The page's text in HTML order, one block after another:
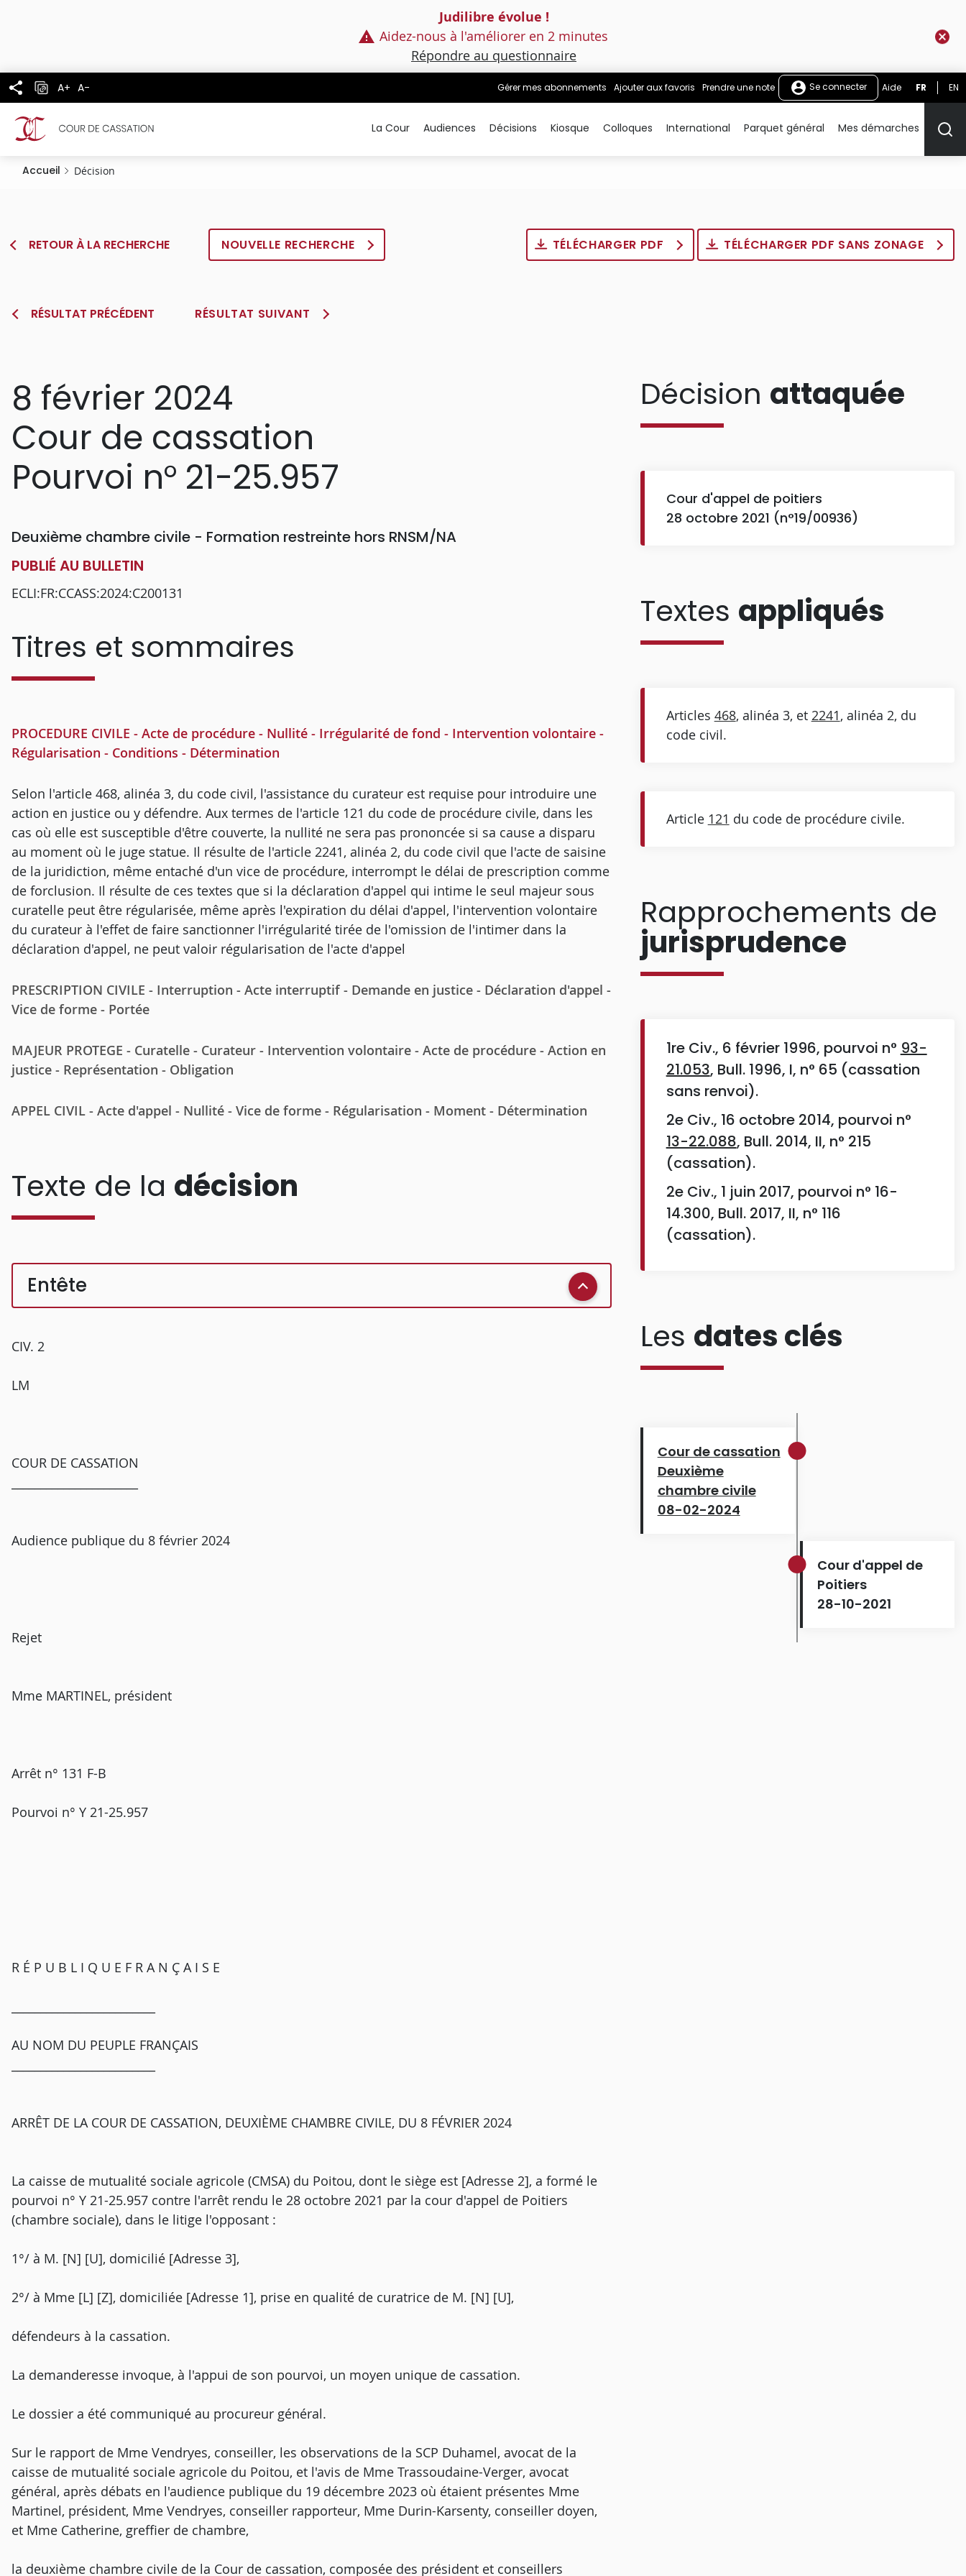
Judilibre évolue !
Aidez-nous à l'améliorer en 2 minutes
Répondre au questionnaire
A+ A- Gérer mes abonnements Ajouter aux favoris Prendre une note Se connecter Aide FR EN
La Cour Audiences Décisions Kiosque Colloques International Parquet général Mes démarches
Accueil Décision
RETOUR À LA RECHERCHE NOUVELLE RECHERCHE TÉLÉCHARGER PDF TÉLÉCHARGER PDF SANS ZONAGE
RÉSULTAT PRÉCÉDENT RÉSULTAT SUIVANT
8 février 2024
Cour de cassation
Pourvoi n° 21-25.957
Deuxième chambre civile - Formation restreinte hors RNSM/NA
PUBLIÉ AU BULLETIN
ECLI:FR:CCASS:2024:C200131
Titres et sommaires
PROCEDURE CIVILE - Acte de procédure - Nullité - Irrégularité de fond - Intervention volontaire -
Régularisation - Conditions - Détermination
Selon l'article 468, alinéa 3, du code civil, l'assistance du curateur est requise pour introduire une
action en justice ou y défendre. Aux termes de l'article 121 du code de procédure civile, dans les
cas où elle est susceptible d'être couverte, la nullité ne sera pas prononcée si sa cause a disparu
au moment où le juge statue. Il résulte de l'article 2241, alinéa 2, du code civil que l'acte de saisine
de la juridiction, même entaché d'un vice de procédure, interrompt le délai de prescription comme
de forclusion. Il résulte de ces textes que si la déclaration d'appel qui intime le seul majeur sous
curatelle peut être régularisée, même après l'expiration du délai d'appel, l'intervention volontaire
du curateur à l'effet de faire sanctionner l'irrégularité tirée de l'omission de l'intimer dans la
déclaration d'appel, ne peut valoir régularisation de l'acte d'appel
PRESCRIPTION CIVILE - Interruption - Acte interruptif - Demande en justice - Déclaration d'appel -
Vice de forme - Portée
MAJEUR PROTEGE - Curatelle - Curateur - Intervention volontaire - Acte de procédure - Action en
justice - Représentation - Obligation
APPEL CIVIL - Acte d'appel - Nullité - Vice de forme - Régularisation - Moment - Détermination
Texte de la décision
Entête
CIV. 2
LM
COUR DE CASSATION
Audience publique du 8 février 2024
Rejet
Mme MARTINEL, président
Arrêt n° 131 F-B
Pourvoi n° Y 21-25.957
R É P U B L I Q U E F R A N Ç A I S E
AU NOM DU PEUPLE FRANÇAIS
ARRÊT DE LA COUR DE CASSATION, DEUXIÈME CHAMBRE CIVILE, DU 8 FÉVRIER 2024
La caisse de mutualité sociale agricole (CMSA) du Poitou, dont le siège est [Adresse 2], a formé le
pourvoi n° Y 21-25.957 contre l'arrêt rendu le 28 octobre 2021 par la cour d'appel de Poitiers
(chambre sociale), dans le litige l'opposant :
1°/ à M. [N] [U], domicilié [Adresse 3],
2°/ à Mme [L] [Z], domiciliée [Adresse 1], prise en qualité de curatrice de M. [N] [U],
défendeurs à la cassation.
La demanderesse invoque, à l'appui de son pourvoi, un moyen unique de cassation.
Le dossier a été communiqué au procureur général.
Sur le rapport de Mme Vendryes, conseiller, les observations de la SCP Duhamel, avocat de la
caisse de mutualité sociale agricole du Poitou, et l'avis de Mme Trassoudaine-Verger, avocat
général, après débats en l'audience publique du 19 décembre 2023 où étaient présentes Mme
Martinel, président, Mme Vendryes, conseiller rapporteur, Mme Durin-Karsenty, conseiller doyen,
et Mme Catherine, greffier de chambre,
la deuxième chambre civile de la Cour de cassation, composée des président et conseillers
Décision attaquée
Cour d'appel de poitiers
28 octobre 2021 (n°19/00936)
Textes appliqués
Articles 468, alinéa 3, et 2241, alinéa 2, du
code civil.
Article 121 du code de procédure civile.
Rapprochements de
jurisprudence
1re Civ., 6 février 1996, pourvoi n° 93-
21.053, Bull. 1996, I, n° 65 (cassation
sans renvoi).
2e Civ., 16 octobre 2014, pourvoi n°
13-22.088, Bull. 2014, II, n° 215
(cassation).
2e Civ., 1 juin 2017, pourvoi n° 16-
14.300, Bull. 2017, II, n° 116
(cassation).
Les dates clés
Cour de cassation
Deuxième
chambre civile
08-02-2024
Cour d'appel de
Poitiers
28-10-2021